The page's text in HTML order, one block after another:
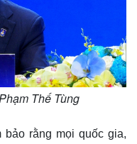
trường
vàng
dùng
giá
khoán
cà phê
Thế Tùng
bảo rằng mọi quốc gia,